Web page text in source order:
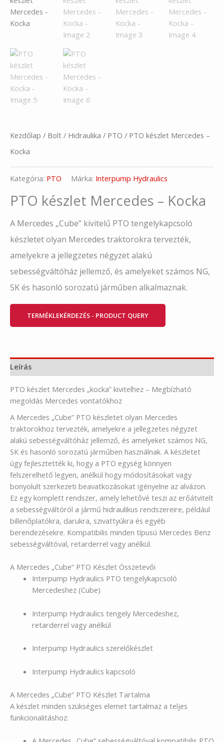
Kezdőlap / Bolt / Hidraulika / PTO / PTO készlet Mercedes –
Kocka
Kategória: PTO Márka: Interpump Hydraulics
PTO készlet Mercedes – Kocka
A Mercedes „Cube” kivitelű PTO tengelykapcsoló
készletet olyan Mercedes traktorokra tervezték,
amelyekre a jellegzetes négyzet alakú
sebességváltóház jellemző, és amelyeket számos NG,
SK és hasonló sorozatú járműben alkalmaznak.
TERMÉKLEKÉRDEZÉS - PRODUCT QUERY
Leírás
PTO készlet Mercedes „kocka” kivitelhez – Megbízható
megoldás Mercedes vontatókhoz
A Mercedes „Cube” PTO készletet olyan Mercedes
traktorokhoz tervezték, amelyekre a jellegzetes négyzet
alakú sebességváltóház jellemző, és amelyeket számos NG,
SK és hasonló sorozatú járműben használnak. A készletet
úgy fejlesztették ki, hogy a PTO egység könnyen
felszerelhető legyen, anélkül hogy módosításokat vagy
bonyolult szerkezeti beavatkozásokat igényelne az alvázon.
Ez egy komplett rendszer, amely lehetővé teszi az erőátvitelt
a sebességváltóról a jármű hidraulikus rendszereire, például
billenőplatókra, darukra, szivattyúkra és egyéb
berendezésekre. Kompatibilis minden típusú Mercedes Benz
sebességváltóval, retarderrel vagy anélkül.
A Mercedes „Cube” PTO Készlet Összetevői
Interpump Hydraulics PTO tengelykapcsoló
Mercedeshez (Cube)
Interpump Hydraulics tengely Mercedeshez,
retarderrel vagy anélkül
Interpump Hydraulics szerelőkészlet
Interpump Hydraulics kapcsoló
A Mercedes „Cube” PTO Készlet Tartalma
A készlet minden szükséges elemet tartalmaz a teljes
funkcionalitáshoz: